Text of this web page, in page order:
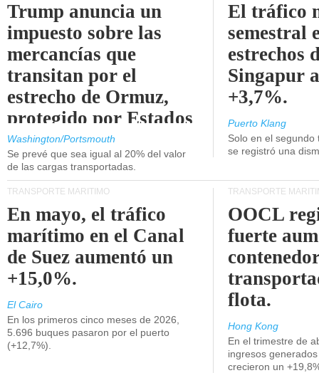
Trump anuncia un
impuesto sobre las
mercancías que
transitan por el
estrecho de Ormuz,
protegido por Estados
Unidos.
Washington/Portsmouth
Se prevé que sea igual al 20% del valor
de las cargas transportadas.
El tráfico
semestral
estrechos
Singapur
+3,7%.
Puerto Klang
Solo en el
se registró una
TRANSPORTE MARÍTIMO
En mayo, el tráfico
marítimo en el Canal
de Suez aumentó un
+15,0%.
El Cairo
En los primeros cinco meses de 2026,
5.696 buques pasaron por el puerto
(+12,7%).
TRANSPORTE
OOCL
fuerte
flota.
Hong Kong
En el trimestre de
ingresos
crecieron un